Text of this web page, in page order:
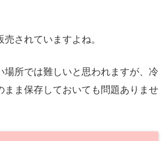
されていますよね。
場所では難しいと思われますが、冷
まま保存しておいても問題ありませ